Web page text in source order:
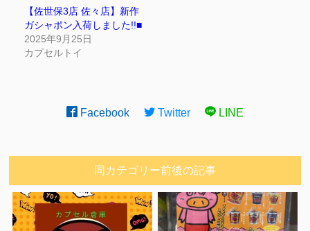
【佐世保3店 佐々店】新作
ガシャポン入荷しました!!■
2025年9月25日
カプセルトイ
Facebook Twitter LINE
同カテゴリー前後の記事